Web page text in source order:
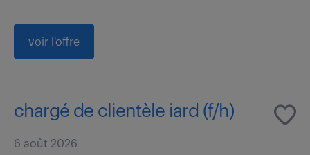
voir l'offre
chargé de clientèle iard (f/h)
6 août 2026